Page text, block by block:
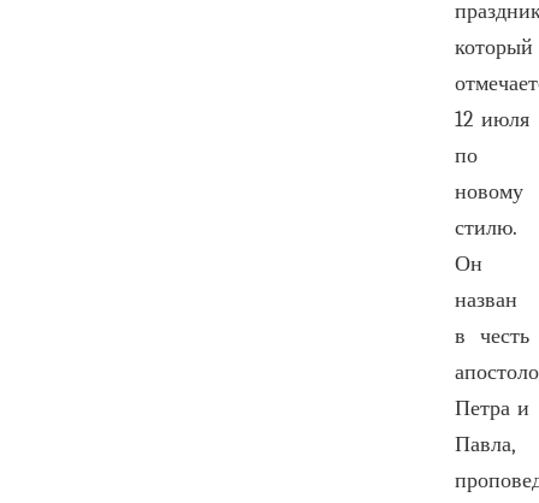
который
12 июля
по
новому
стилю.
Он
назван
в честь
Петра и
Павла,